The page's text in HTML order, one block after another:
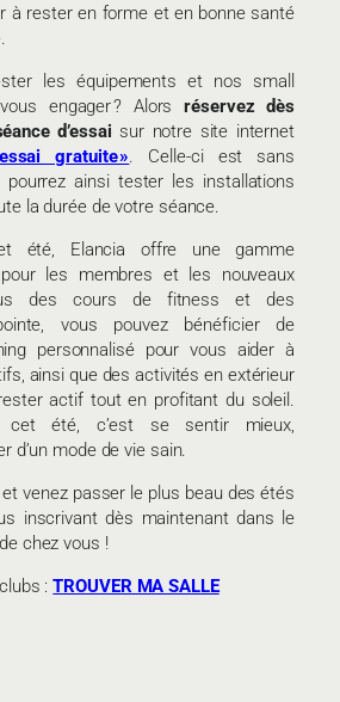
à rester en forme et en bonne santé
les équipements et nos small
engager ? Alorsréservez dès
d’essai sur notre site internet
gratuite » . Celle-ci est sans
pourrez ainsi tester les installations
la durée de votre séance.
été, Elancia offre une gamme
les membres et les nouveaux
des cours de fitness et des
vous pouvez bénéficier de
personnalisé pour vous aider à
ainsi que des activités en extérieur
actif tout en profitant du soleil.
cet été, c’est se sentir mieux,
d’un mode de vie sain.
et venez passer le plus beau des étés
inscrivant dès maintenant dans le
chez vous !
:TROUVER MA SALLE